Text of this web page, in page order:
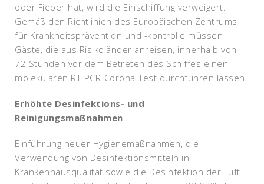
oder Fieber hat, wird die Einschiffung verweigert.
Gemäß den Richtlinien des Europäischen Zentrums
für Krankheitsprävention und -kontrolle müssen
Gäste, die aus Risikoländer anreisen, innerhalb von
72 Stunden vor dem Betreten des Schiffes einen
molekularen RT-PCR-Corona-Test durchführen lassen.
Erhöhte Desinfektions- und
Reinigungsmaßnahmen
Einführung neuer Hygienemaßnahmen, die
Verwendung von Desinfektionsmitteln in
Krankenhausqualität sowie die Desinfektion der Luft